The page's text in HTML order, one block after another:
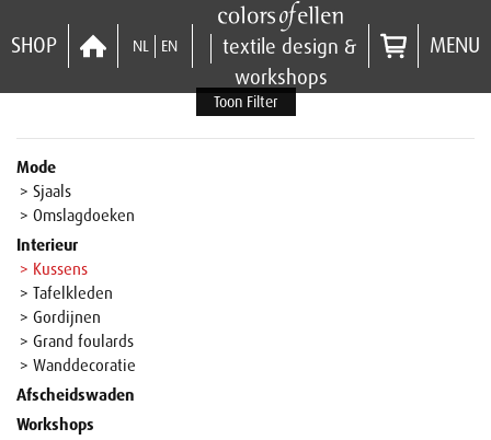
SHOP NL EN
textile design &
workshops
MENU
Toon Filter
Mode
> Sjaals
> Omslagdoeken
Interieur
> Kussens
> Tafelkleden
> Gordijnen
> Grand foulards
> Wanddecoratie
Afscheidswaden
Workshops